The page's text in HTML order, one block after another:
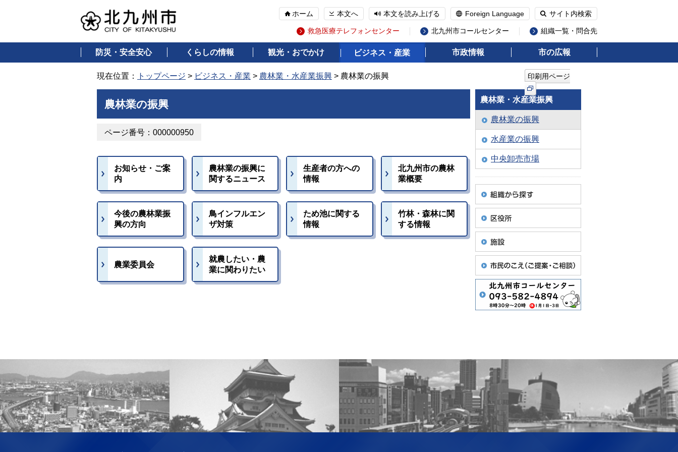
ホーム 本文へ 本文を読み上げる Foreign Language サイト内検索
救急医療テレフォンセンター 北九州市コールセンター 組織一覧・問合先
防災・安全安心 くらしの情報 観光・おでかけ ビジネス・産業 市政情報 市の広報
現在位置： トップページ > ビジネス・産業 > 農林業・水産業振興 > 農林業の振興 印刷用ページ
農林業の振興
ページ番号：000000950
お知らせ・ご案
内
農林業の振興に
関するニュース
生産者の方への
情報
北九州市の農林
業概要
今後の農林業振
興の方向
鳥インフルエン
ザ対策
ため池に関する
情報
竹林・森林に関
する情報
農業委員会
就農したい・農
業に関わりたい
農林業・水産業振興
農林業の振興
水産業の振興
中央卸売市場